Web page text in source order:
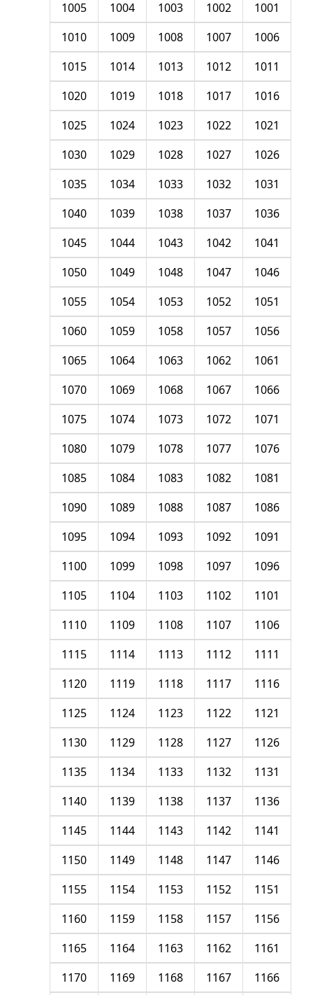
1001
1002
1003
1004
1005
1006
1007
1008
1009
1010
1011
1012
1013
1014
1015
1016
1017
1018
1019
1020
1021
1022
1023
1024
1025
1026
1027
1028
1029
1030
1031
1032
1033
1034
1035
1036
1037
1038
1039
1040
1041
1042
1043
1044
1045
1046
1047
1048
1049
1050
1051
1052
1053
1054
1055
1056
1057
1058
1059
1060
1061
1062
1063
1064
1065
1066
1067
1068
1069
1070
1071
1072
1073
1074
1075
1076
1077
1078
1079
1080
1081
1082
1083
1084
1085
1086
1087
1088
1089
1090
1091
1092
1093
1094
1095
1096
1097
1098
1099
1100
1101
1102
1103
1104
1105
1106
1107
1108
1109
1110
1111
1112
1113
1114
1115
1116
1117
1118
1119
1120
1121
1122
1123
1124
1125
1126
1127
1128
1129
1130
1131
1132
1133
1134
1135
1136
1137
1138
1139
1140
1141
1142
1143
1144
1145
1146
1147
1148
1149
1150
1151
1152
1153
1154
1155
1156
1157
1158
1159
1160
1161
1162
1163
1164
1165
1166
1167
1168
1169
1170